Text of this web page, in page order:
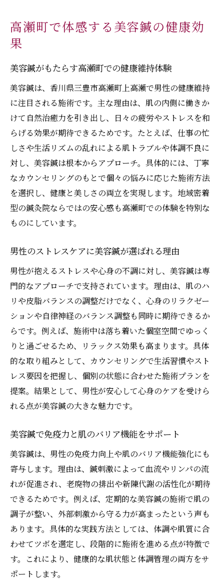
ン
信頼できる鍼灸院選びのポイントを紹介
美容鍼が導く若々しさと活力を高瀬町で実感
美容鍼で若々しさと活力を取り戻す秘訣
高瀬町で受ける美容鍼の持続的な効果とは
男性の印象アップに役立つ美容鍼の魅力
美容鍼とマッサージの組み合わせ体験談
三豊市の美容鍼で心身の自信を高める方法
美容鍼体験で変わる男性の毎日をサポート
高瀬町で体感する美容鍼の健康効
果
美容鍼がもたらす高瀬町での健康維持体験
美容鍼は、香川県三豊市高瀬町上高瀬で男性の健康維持
に注目される施術です。主な理由は、肌の内側に働きか
けて自然治癒力を引き出し、日々の疲労やストレスを和
らげる効果が期待できるためです。たとえば、仕事の忙
しさや生活リズムの乱れによる肌トラブルや体調不良に
対し、美容鍼は根本からアプローチ。具体的には、丁寧
なカウンセリングのもとで個々の悩みに応じた施術方法
を選択し、健康と美しさの両立を実現します。地域密着
型の鍼灸院ならではの安心感も高瀬町での体験を特別な
ものにしています。
男性のストレスケアに美容鍼が選ばれる理由
男性が抱えるストレスや心身の不調に対し、美容鍼は専
門的なアプローチで支持されています。理由は、肌のハ
リや皮脂バランスの調整だけでなく、心身のリラクゼー
ションや自律神経のバランス調整も同時に期待できるか
らです。例えば、施術中は落ち着いた個室空間でゆっく
りと過ごせるため、リラックス効果も高まります。具体
的な取り組みとして、カウンセリングで生活習慣やスト
レス要因を把握し、個別の状態に合わせた施術プランを
提案。結果として、男性が安心して心身のケアを受けら
れる点が美容鍼の大きな魅力です。
美容鍼で免疫力と肌のバリア機能をサポート
美容鍼は、男性の免疫力向上や肌のバリア機能強化にも
寄与します。理由は、鍼刺激によって血流やリンパの流
れが促進され、老廃物の排出や新陳代謝の活性化が期待
できるためです。例えば、定期的な美容鍼の施術で肌の
調子が整い、外部刺激から守る力が高まったという声も
あります。具体的な実践方法としては、体調や肌質に合
わせてツボを選定し、段階的に施術を進める点が特徴で
す。これにより、健康的な肌状態と体調管理の両方をサ
ポートします。